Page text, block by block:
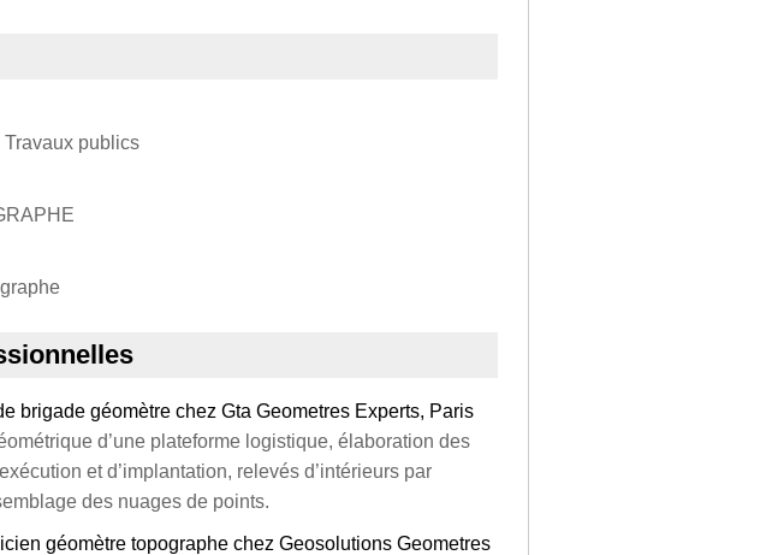
Travaux publics
brigade géomètre chez Gta Geometres Experts, Paris
d’une plateforme logistique, élaboration des
et d’implantation, relevés d’intérieurs par
des nuages de points.
géomètre topographe chez Geosolutions Geometres